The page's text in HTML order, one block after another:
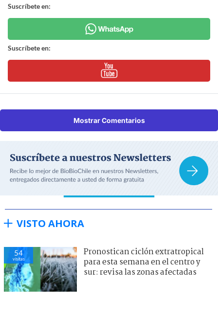
Suscríbete en:
Suscríbete en:
Mostrar Comentarios
VISTO AHORA
54
visitas
Pronostican ciclón extratropical
para esta semana en el centro y
sur: revisa las zonas afectadas